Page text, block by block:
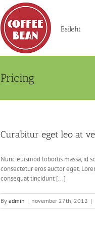
Esileht
Pricing
Curabitur eget leo at
Nunc euismod lobortis massa, id
consectetur eros auctor eget.
consequat tincidunt [...]
By admin | november 27th, 2012 |